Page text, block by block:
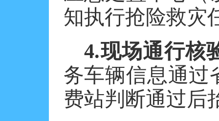
知执行抢险救灾
4.现场通行核
务车辆信息通过
费站判断通过后